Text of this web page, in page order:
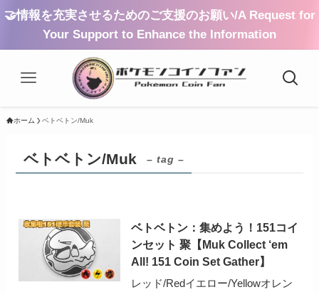
🤝情報を充実させるためのご支援のお願い/A Request for
Your Support to Enhance the Information
ホーム ベトベトン/Muk
ベトベトン/Muk – tag –
ベトベトン：集めよう！151コイ
ンセット 聚【Muk Collect ‘em
All! 151 Coin Set Gather】
レッド/Redイエロー/Yellowオレン